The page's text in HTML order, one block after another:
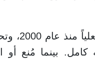
الرئيس
كامل. بينما مُنع